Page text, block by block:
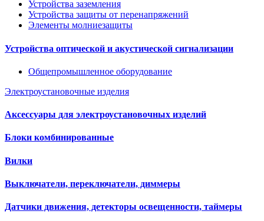
Устройства заземления
Устройства защиты от перенапряжений
Элементы молниезащиты
Устройства оптической и акустической сигнализации
Общепромышленное оборудование
Электроустановочные изделия
Аксессуары для электроустановочных изделий
Блоки комбинированные
Вилки
Выключатели, переключатели, диммеры
Датчики движения, детекторы освещенности, таймеры